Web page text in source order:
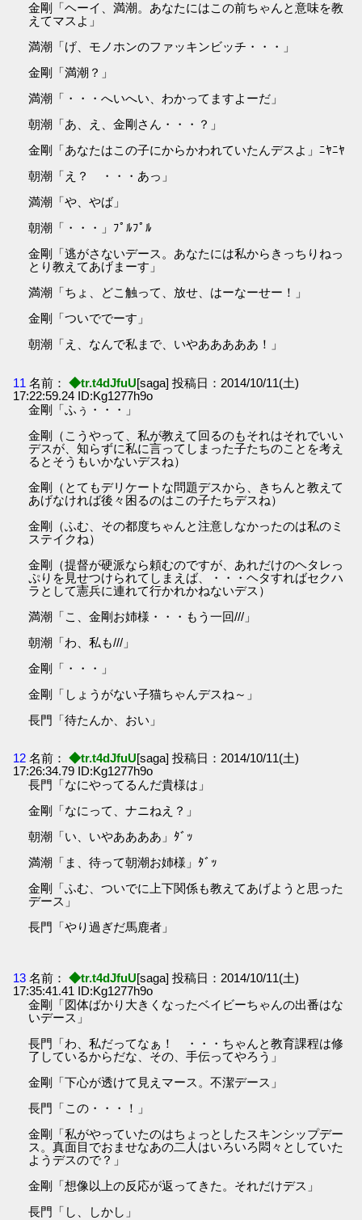
金剛「ヘーイ、満潮。あなたにはこの前ちゃんと意味を教
えてマスよ」
満潮「げ、モノホンのファッキンビッチ・・・」
金剛「満潮？」
満潮「・・・へいへい、わかってますよーだ」
朝潮「あ、え、金剛さん・・・？」
金剛「あなたはこの子にからかわれていたんデスよ」ﾆﾔﾆﾔ
朝潮「え？ ・・・あっ」
満潮「や、やば」
朝潮「・・・」ﾌﾟﾙﾌﾟﾙ
金剛「逃がさないデース。あなたには私からきっちりねっ
とり教えてあげまーす」
満潮「ちょ、どこ触って、放せ、はーなーせー！」
金剛「ついででーす」
朝潮「え、なんで私まで、いやあああああ！」
11 名前： ◆tr.t4dJfuU[saga] 投稿日：2014/10/11(土)
17:22:59.24 ID:Kg1277h9o
金剛「ふぅ・・・」
金剛（こうやって、私が教えて回るのもそれはそれでいい
デスが、知らずに私に言ってしまった子たちのことを考え
るとそうもいかないデスね）
金剛（とてもデリケートな問題デスから、きちんと教えて
あげなければ後々困るのはこの子たちデスね）
金剛（ふむ、その都度ちゃんと注意しなかったのは私のミ
ステイクね）
金剛（提督が硬派なら頼むのですが、あれだけのヘタレっ
ぷりを見せつけられてしまえば、・・・ヘタすればセクハ
ラとして憲兵に連れて行かれかねないデス）
満潮「こ、金剛お姉様・・・もう一回///」
朝潮「わ、私も///」
金剛「・・・」
金剛「しょうがない子猫ちゃんデスね～」
長門「待たんか、おい」
12 名前： ◆tr.t4dJfuU[saga] 投稿日：2014/10/11(土)
17:26:34.79 ID:Kg1277h9o
長門「なにやってるんだ貴様は」
金剛「なにって、ナニねえ？」
朝潮「い、いやああああ」ﾀﾞｯ
満潮「ま、待って朝潮お姉様」ﾀﾞｯ
金剛「ふむ、ついでに上下関係も教えてあげようと思った
デース」
長門「やり過ぎだ馬鹿者」
13 名前： ◆tr.t4dJfuU[saga] 投稿日：2014/10/11(土)
17:35:41.41 ID:Kg1277h9o
金剛「図体ばかり大きくなったベイビーちゃんの出番はな
いデース」
長門「わ、私だってなぁ！ ・・・ちゃんと教育課程は修
了しているからだな、その、手伝ってやろう」
金剛「下心が透けて見えマース。不潔デース」
長門「この・・・！」
金剛「私がやっていたのはちょっとしたスキンシップデー
ス。真面目でおませなあの二人はいろいろ悶々としていた
ようデスので？」
金剛「想像以上の反応が返ってきた。それだけデス」
長門「し、しかし」